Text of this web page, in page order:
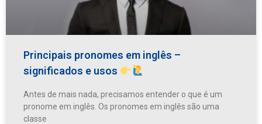
Principais pronomes em inglês –
significados e usos
Antes de mais nada, precisamos entender o que é um
pronome em inglês. Os pronomes em inglês são uma
classe